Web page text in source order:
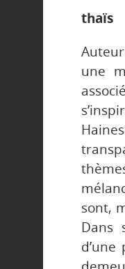
thaïs
une
sont,
Dans